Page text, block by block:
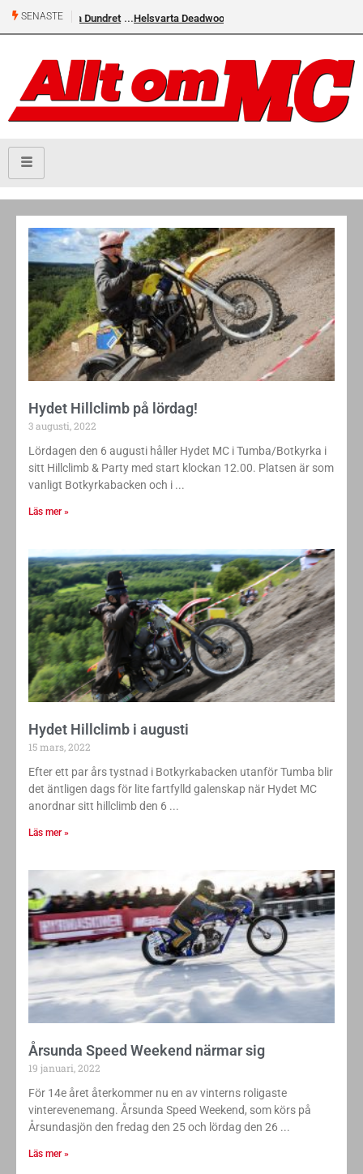
SENASTE Helsvarta Deadwood – Ny cruiser från H-D
Hydet Hillclimb på lördag!
3 augusti, 2022
Lördagen den 6 augusti håller Hydet MC i Tumba/Botkyrka i
sitt Hillclimb & Party med start klockan 12.00. Platsen är som
vanligt Botkyrkabacken och i
Läs mer »
Hydet Hillclimb i augusti
15 mars, 2022
Efter ett par års tystnad i Botkyrkabacken utanför Tumba blir
det äntligen dags för lite fartfylld galenskap när Hydet MC
anordnar sitt hillclimb den 6
Läs mer »
Årsunda Speed Weekend närmar sig
19 januari, 2022
För 14e året återkommer nu en av vinterns roligaste
vinterevenemang. Årsunda Speed Weekend, som körs på
Årsundasjön den fredag den 25 och lördag den 26
Läs mer »